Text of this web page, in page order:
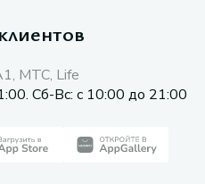
МТС, Life
Сб-Вс: с 10:00 до 21:00